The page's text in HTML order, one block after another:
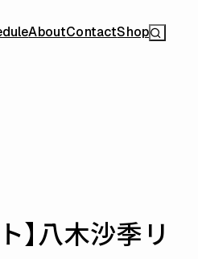
AboutContactShop
】八木沙季リ